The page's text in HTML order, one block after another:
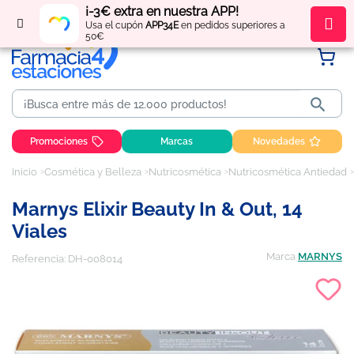
¡-3€ extra en nuestra APP!
Usa el cupón APP34Een pedidos superiores a
50€
Regístratey obténpuntos por tus compras

Promociones Marcas Novedades
Inicio Cosmética y Belleza Nutricosmética Nutricosmética Antiedad
Marnys Elixir Beauty In & Out, 14
Viales
Referencia: DH-008014 Marca MARNYS